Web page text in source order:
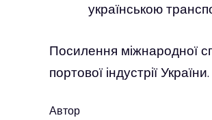
українською
Посилення міжнародної
портової індустрії
Автор